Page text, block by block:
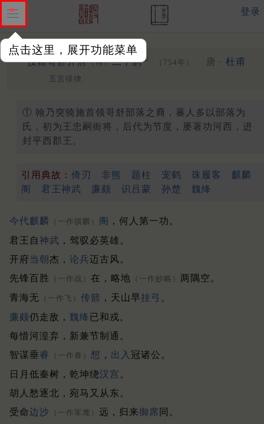
点击这里，展开功能菜单
登录
投赠哥舒开府（翰）二十韵 ① （754年） 唐 · 杜甫
五言排律
① 翰乃突骑施首领哥舒部落之裔，蕃人多以部落为
氏，初为王忠嗣衙将，后代为节度，屡著功河西，进
封平西郡王。
引用典故： 倚刃 非熊 题柱 宠鹤 珠履客
麒麟
阁
君王神武 廉颇 识吕蒙 孙楚 魏绛
今代 麒麟 （一作骐麟） 阁
，何人第一功。
君王自 神武 ，驾驭必英雄。
开府当朝 杰， 论兵迈古风。
先锋百胜
（一作战） 在，略地 （一作妙略） 两隅空。
青海无 （一作飞） 传箭 ，天山早挂弓 。
廉颇仍走敌， 魏绛已和戎。
每惜河湟弃，新兼节制通。
智谋垂睿 （一作眷） 想 ， 出入 冠诸公。
日月低秦树，乾坤绕汉宫 。
胡人愁逐北，宛马又从东。
受命边沙 （一作军麾） 远，归来御席 同。